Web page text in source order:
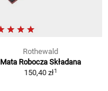
Rothewald
Mata Robocza Składana
150,40 zł1